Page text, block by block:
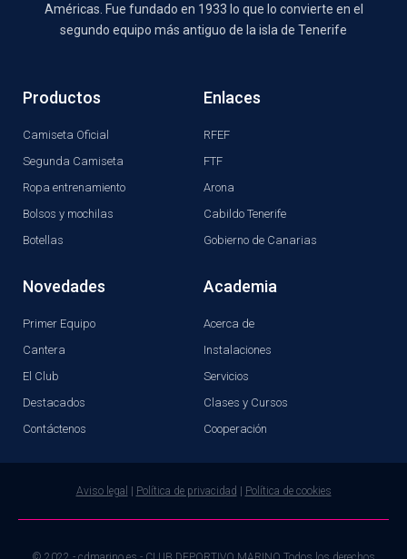
Américas. Fue fundado en 1933 lo que lo convierte en el
segundo equipo más antiguo de la isla de Tenerife
Productos
Camiseta Oficial
Segunda Camiseta
Ropa entrenamiento
Bolsos y mochilas
Botellas
Enlaces
RFEF
FTF
Arona
Cabildo Tenerife
Gobierno de Canarias
Novedades
Primer Equipo
Cantera
El Club
Destacados
Contáctenos
Academia
Acerca de
Instalaciones
Servicios
Clases y Cursos
Cooperación
Aviso legal Política de privacidad Política de cookies